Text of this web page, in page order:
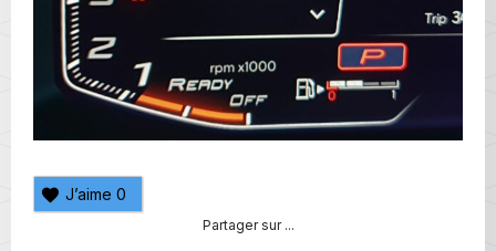
J’aime 0
Partager sur ...